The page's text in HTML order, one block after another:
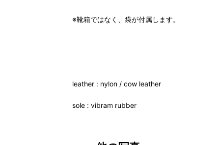
※靴箱ではなく、袋が付属します。
leather : nylon / cow leather
sole : vibram rubber